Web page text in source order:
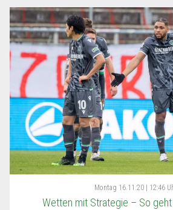
Montag 16.11.20 | 12:46
Wetten mit Strategie – So